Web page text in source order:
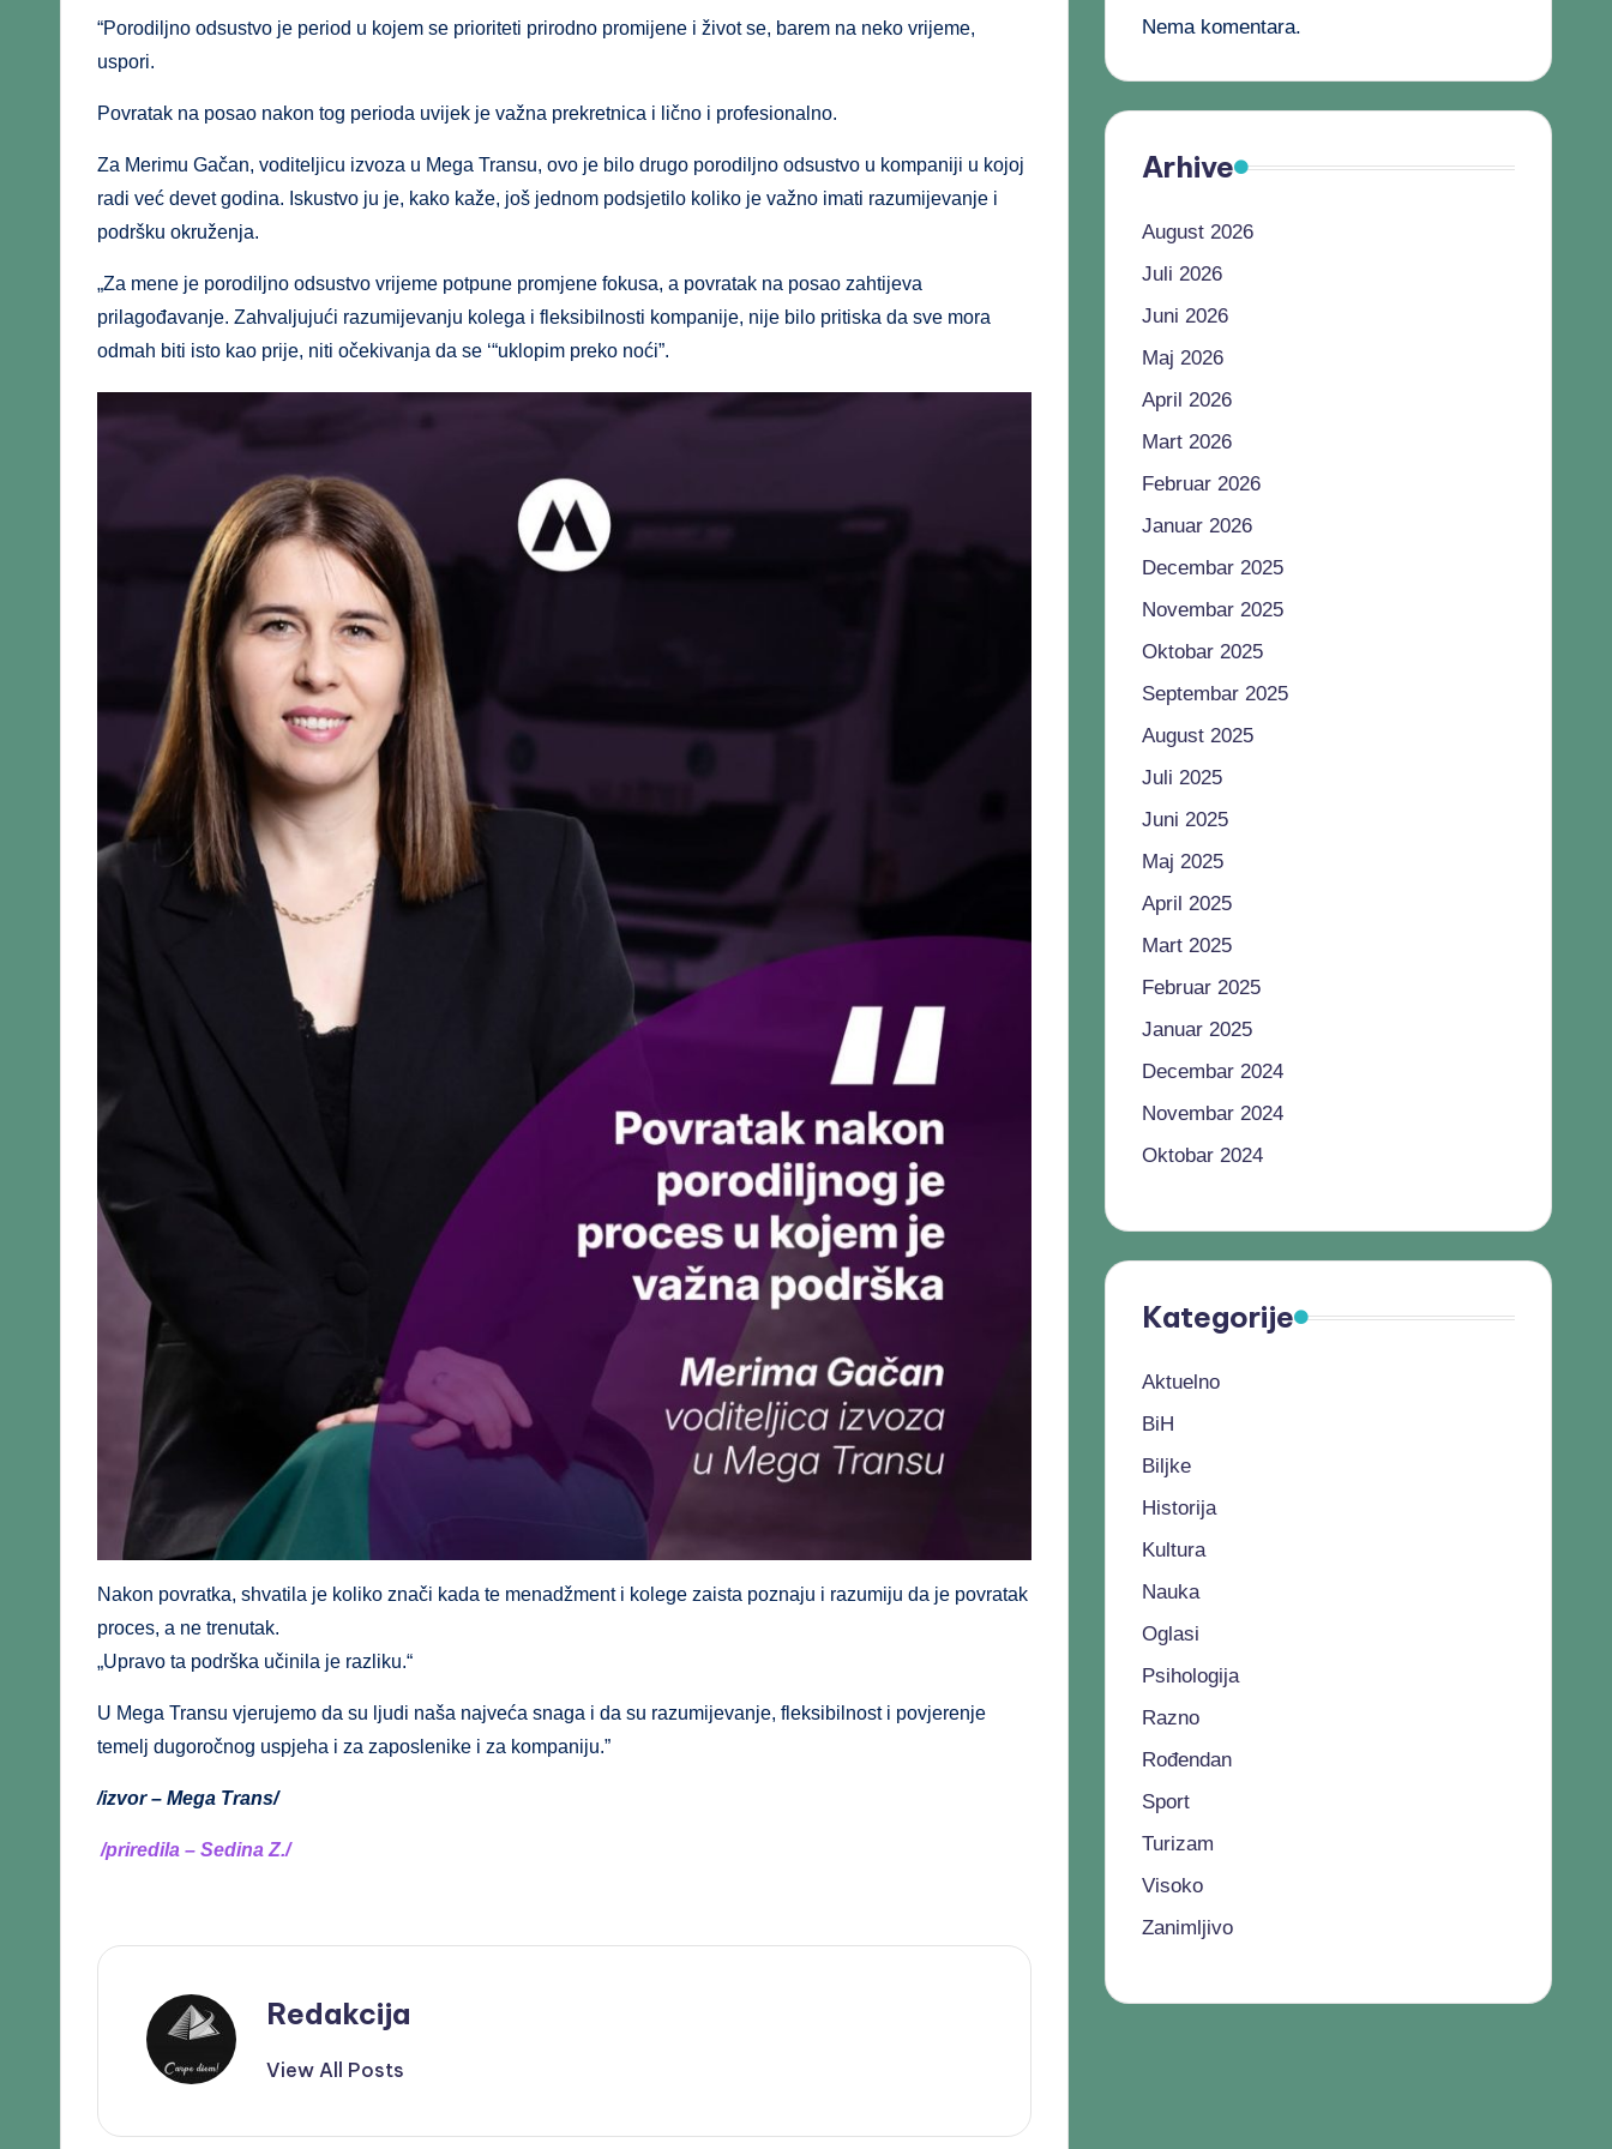
“Porodiljno odsustvo je period u kojem se prioriteti prirodno promijene i život se, barem na neko vrijeme,
uspori.
Povratak na posao nakon tog perioda uvijek je važna prekretnica i lično i profesionalno.
Za Merimu Gačan, voditeljicu izvoza u Mega Transu, ovo je bilo drugo porodiljno odsustvo u kompaniji u kojoj
radi već devet godina. Iskustvo ju je, kako kaže, još jednom podsjetilo koliko je važno imati razumijevanje i
podršku okruženja.
„Za mene je porodiljno odsustvo vrijeme potpune promjene fokusa, a povratak na posao zahtijeva
prilagođavanje. Zahvaljujući razumijevanju kolega i fleksibilnosti kompanije, nije bilo pritiska da sve mora
odmah biti isto kao prije, niti očekivanja da se ‘“uklopim preko noći”.
Nakon povratka, shvatila je koliko znači kada te menadžment i kolege zaista poznaju i razumiju da je povratak
proces, a ne trenutak.
„Upravo ta podrška učinila je razliku.“
U Mega Transu vjerujemo da su ljudi naša najveća snaga i da su razumijevanje, fleksibilnost i povjerenje
temelj dugoročnog uspjeha i za zaposlenike i za kompaniju.”
/izvor – Mega Trans/
/priredila – Sedina Z./
Redakcija
View All Posts
Nema komentara.
Arhive
August 2026
Juli 2026
Juni 2026
Maj 2026
April 2026
Mart 2026
Februar 2026
Januar 2026
Decembar 2025
Novembar 2025
Oktobar 2025
Septembar 2025
August 2025
Juli 2025
Juni 2025
Maj 2025
April 2025
Mart 2025
Februar 2025
Januar 2025
Decembar 2024
Novembar 2024
Oktobar 2024
Kategorije
Aktuelno
BiH
Biljke
Historija
Kultura
Nauka
Oglasi
Psihologija
Razno
Rođendan
Sport
Turizam
Visoko
Zanimljivo